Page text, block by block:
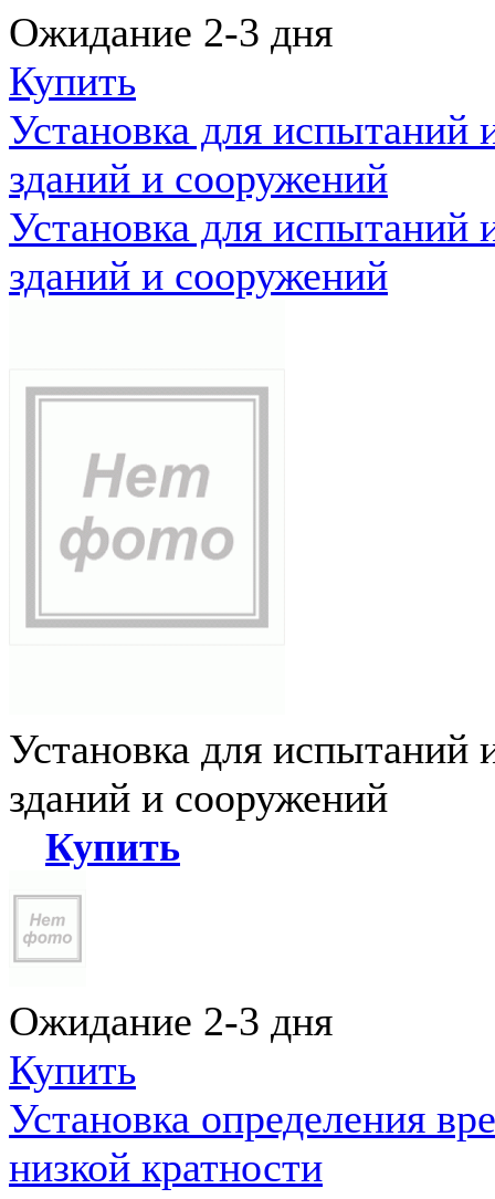
Ожидание 2-3 дня
Купить
Установка для испытаний
зданий и сооружений
Установка для испытаний
зданий и сооружений
Установка для испытаний
зданий и сооружений
Купить
Ожидание 2-3 дня
Купить
Установка определения
низкой кратности